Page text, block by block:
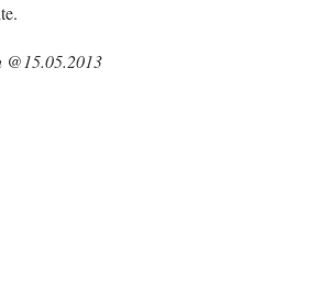
@15.05.2013